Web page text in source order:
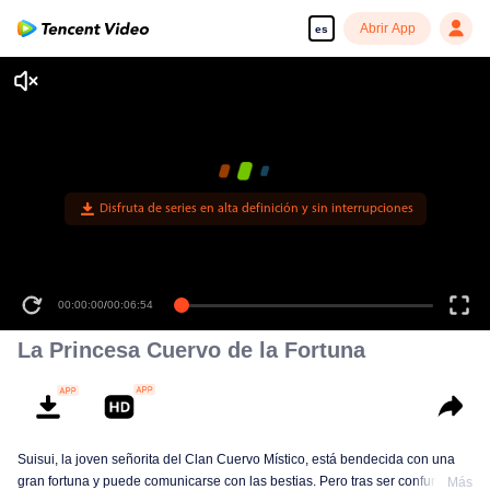
es Abrir App
Disfruta de series en alta definición y sin interrupciones
00:00:00/00:06:54
La Princesa Cuervo de la Fortuna
Suisui, la joven señorita del Clan Cuervo Místico, está bendecida con una
gran fortuna y puede comunicarse con las bestias. Pero tras ser confundida
Más